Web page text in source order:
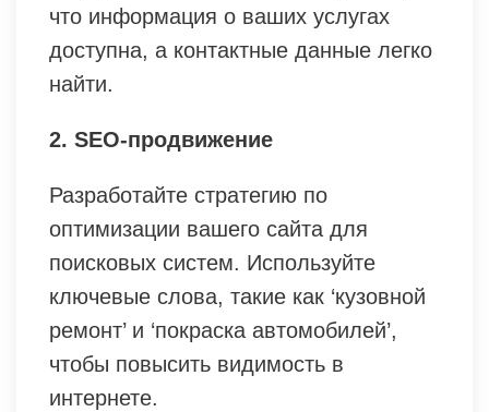
что информация о ваших услугах
доступна, а контактные данные легко
найти.
2. SEO-продвижение
Разработайте стратегию по
оптимизации вашего сайта для
поисковых систем. Используйте
ключевые слова, такие как ‘кузовной
ремонт’ и ‘покраска автомобилей’,
чтобы повысить видимость в
интернете.